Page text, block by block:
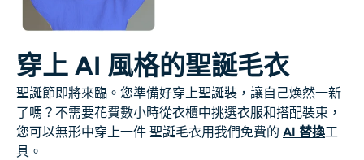
AI濾鏡
爆頭生成器專業版
AI頭像生成器
穿上 AI 風格的聖誕毛衣
聖誕節即將來臨。您準備好穿上聖誕裝，讓自己煥然一新
了嗎？不需要花費數小時從衣櫃中挑選衣服和搭配裝束，
您可以無形中穿上一件 聖誕毛衣用我們免費的 AI 替換工
具。